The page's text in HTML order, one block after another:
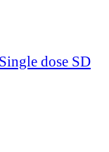
dose SD